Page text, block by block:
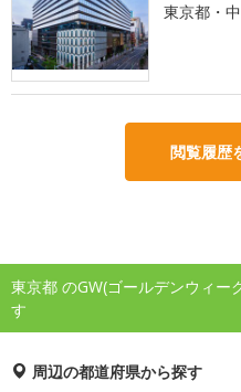
東京都・
閲覧履歴
東京都 のGW(ゴールデンウィー
す
周辺の都道府県から探す